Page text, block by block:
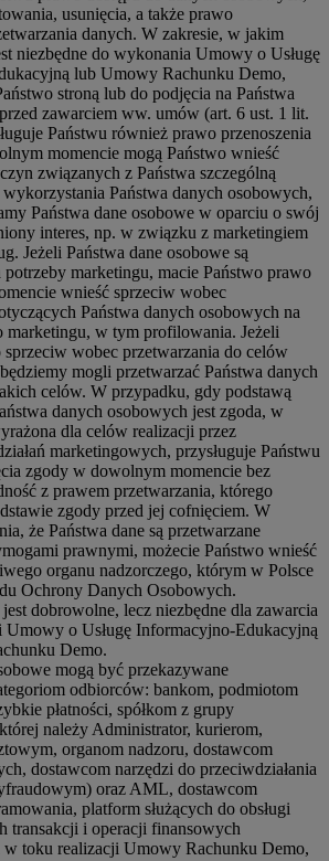
usunięcia, a także prawo
danych. W zakresie, w jakim
niezbędne do wykonania Umowy o Usługę
lub Umowy Rachunku Demo,
stroną lub do podjęcia na Państwa
zawarciem ww. umów (art. 6 ust. 1 lit.
Państwu również prawo przenoszenia
momencie mogą Państwo wnieść
związanych z Państwa szczególną
Państwa danych osobowych,
Państwa dane osobowe w oparciu o swój
interes, np. w związku z marketingiem
Jeżeli Państwa dane osobowe są
potrzeby marketingu, macie Państwo prawo
wnieść sprzeciw wobec
Państwa danych osobowych na
marketingu, w tym profilowania. Jeżeli
sprzeciw wobec przetwarzania do celów
mogli przetwarzać Państwa danych
celów. W przypadku, gdy podstawą
danych osobowych jest zgoda, w
dla celów realizacji przez
marketingowych, przysługuje Państwu
zgody w dowolnym momencie bez
z prawem przetwarzania, którego
zgody przed jej cofnięciem. W
że Państwa dane są przetwarzane
prawnymi, możecie Państwo wnieść
organu nadzorczego, którym w Polsce
Ochrony Danych Osobowych.
dobrowolne, lecz niezbędne dla zawarcia
Umowy o Usługę Informacyjno-Edukacyjną
Demo.
mogą być przekazywane
odbiorców: bankom, podmiotom
płatności, spółkom z grupy
należy Administrator, kurierom,
organom nadzoru, dostawcom
dostawcom narzędzi do przeciwdziałania
oraz AML, dostawcom
platform służących do obsługi
transakcji i operacji finansowych
toku realizacji Umowy Rachunku Demo,